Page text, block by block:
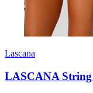
Lascana
LASCANA